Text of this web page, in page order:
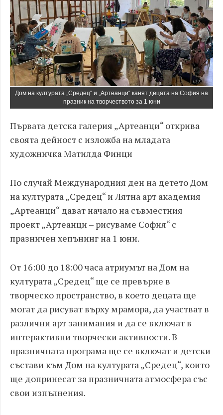
Дом на културата „Средец“ и „Артеанци“ канят децата на София на
празник на творчеството за 1 юни
Първата детска галерия „Артеанци“ открива
своята дейност с изложба на младата
художничка Матилда Финци
По случай Международния ден на детето Дом
на културата „Средец“ и Лятна арт академия
„Артеанци“ дават начало на съвместния
проект „Артеанци – рисуваме София“ с
празничен хепънинг на 1 юни.
От 16:00 до 18:00 часа атриумът на Дом на
културата „Средец“ ще се превърне в
творческо пространство, в което децата ще
могат да рисуват върху мрамора, да участват в
различни арт занимания и да се включат в
интерактивни творчески активности. В
празничната програма ще се включат и детски
състави към Дом на културата „Средец“, които
ще допринесат за празничната атмосфера със
свои изпълнения.